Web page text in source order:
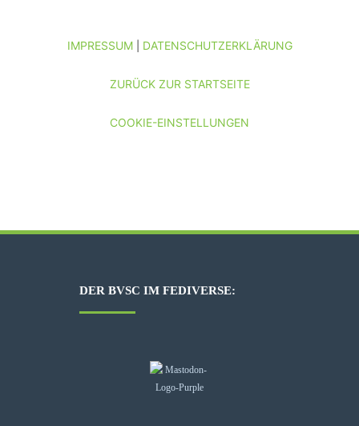
IMPRESSUM| DATENSCHUTZERKLÄRUNG
ZURÜCK ZUR STARTSEITE
COOKIE-EINSTELLUNGEN
DER BVSC IM FEDIVERSE: